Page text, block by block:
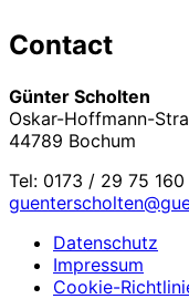
Contact
Günter Scholten
Oskar-Hoffmann-
44789 Bochum
Tel: 0173 / 29 75 160
Datenschutz
Impressum
Cookie-